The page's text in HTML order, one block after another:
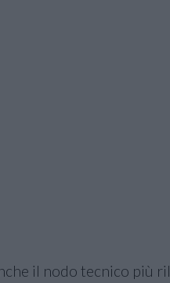
il nodo tecnico più